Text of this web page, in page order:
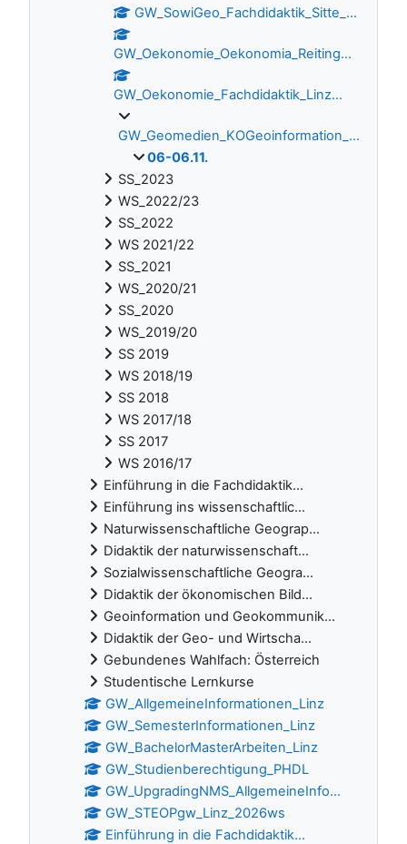
GW_SowiGeo_Fachdidaktik_Sitte_...
GW_Oekonomie_Oekonomia_Reiting...
GW_Oekonomie_Fachdidaktik_Linz...
GW_Geomedien_KOGeoinformation_...
06-06.11.
SS_2023
WS_2022/23
SS_2022
WS 2021/22
SS_2021
WS_2020/21
SS_2020
WS_2019/20
SS 2019
WS 2018/19
SS 2018
WS 2017/18
SS 2017
WS 2016/17
Einführung in die Fachdidaktik...
Einführung ins wissenschaftlic...
Naturwissenschaftliche Geograp...
Didaktik der naturwissenschaft...
Sozialwissenschaftliche Geogra...
Didaktik der ökonomischen Bild...
Geoinformation und Geokommunik...
Didaktik der Geo- und Wirtscha...
Gebundenes Wahlfach: Österreich
Studentische Lernkurse
GW_AllgemeineInformationen_Linz
GW_SemesterInformationen_Linz
GW_BachelorMasterArbeiten_Linz
GW_Studienberechtigung_PHDL
GW_UpgradingNMS_AllgemeineInfo...
GW_STEOPgw_Linz_2026ws
Einführung in die Fachdidaktik...